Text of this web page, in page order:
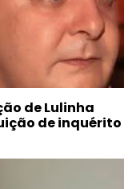
de Lulinha
de inquérito